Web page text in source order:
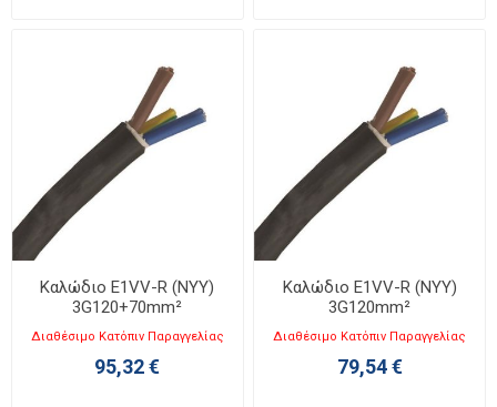
Καλώδιο E1VV-R (NYY)
3G120+70mm²
Διαθέσιμο Κατόπιν Παραγγελίας
95,32 €
Καλώδιο E1VV-R (NYY)
3G120mm²
Διαθέσιμο Κατόπιν Παραγγελίας
79,54 €